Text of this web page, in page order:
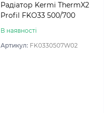
Радіатор Kermi ThermX2
Profil FKO33 500/700
В наявності
Артикул: FK0330507W02